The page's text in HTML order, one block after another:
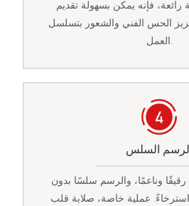
رائعة، فإنه يمكن بسهولة تقديم
الحس الفني والشعور بتسلسل
العمل.
السلس
وناعمًا، والرسم سلسًا بدون
استرخاءً. عملية خاصة، صلابة قلب